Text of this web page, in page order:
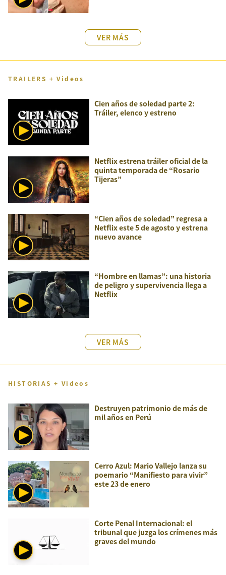
VER MÁS
TRAILERS + Videos
Cien años de soledad parte 2:
Tráiler, elenco y estreno
Netflix estrena tráiler oficial de la
quinta temporada de “Rosario
Tijeras”
“Cien años de soledad” regresa a
Netflix este 5 de agosto y estrena
nuevo avance
“Hombre en llamas”: una historia
de peligro y supervivencia llega a
Netflix
VER MÁS
HISTORIAS + Videos
Destruyen patrimonio de más de
mil años en Perú
Cerro Azul: Mario Vallejo lanza su
poemario “Manifiesto para vivir”
este 23 de enero
Corte Penal Internacional: el
tribunal que juzga los crímenes más
graves del mundo